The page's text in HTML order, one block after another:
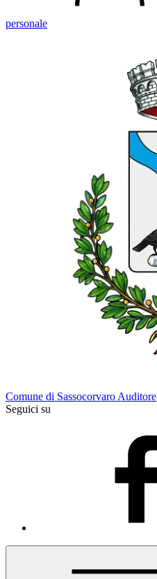
personale
Comune di Sassocorvaro Auditore
Seguici su